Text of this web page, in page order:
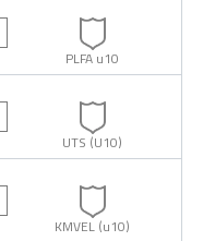
PLFA u10
UTS (U10)
KMVEL (u10)